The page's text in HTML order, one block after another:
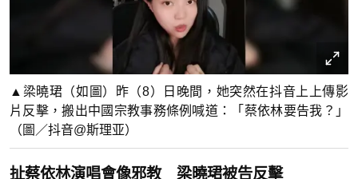
▲梁曉珺（如圖）昨（8）日晚間，她突然在抖音上上傳影
片反擊，搬出中國宗教事務條例喊道：「蔡依林要告我？」
（圖／抖音@斯理亚）
扯蔡依林演唱會像邪教 梁曉珺被告反擊